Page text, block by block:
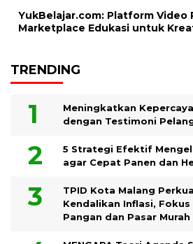
YukBelajar.com: Platform Video
Marketplace Edukasi untuk
TRENDING
Meningkatkan
dengan Testimoni
5 Strategi Efektif
agar Cepat Panen dan
TPID Kota Malang
Kendalikan Inflasi,
Pangan dan Pasar Murah